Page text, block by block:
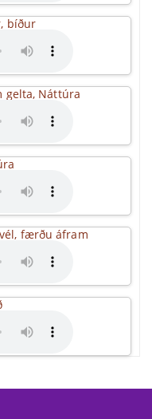
bíður
gelta, Náttúra
færðu áfram